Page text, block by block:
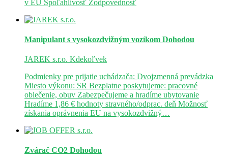
v EÚ Spoľahlivosť Zodpovednosť
Manipulant s vysokozdvižným vozíkom Dohodou
JAREK s.r.o. Kdekoľvek
Podmienky pre prijatie uchádzača: Dvojzmenná prevádzka
Miesto výkonu: SR Bezplatne poskytujeme: pracovné
oblečenie, obuv Zabezpečujeme a hradíme ubytovanie
Hradíme 1,86 € hodnoty stravného/odprac. deň Možnosť
získania oprávnenia EU na vysokozdvižný…
Zvárač CO2 Dohodou